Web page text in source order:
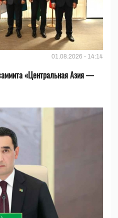
01.08.2026 - 14:14
«Центральная Азия —